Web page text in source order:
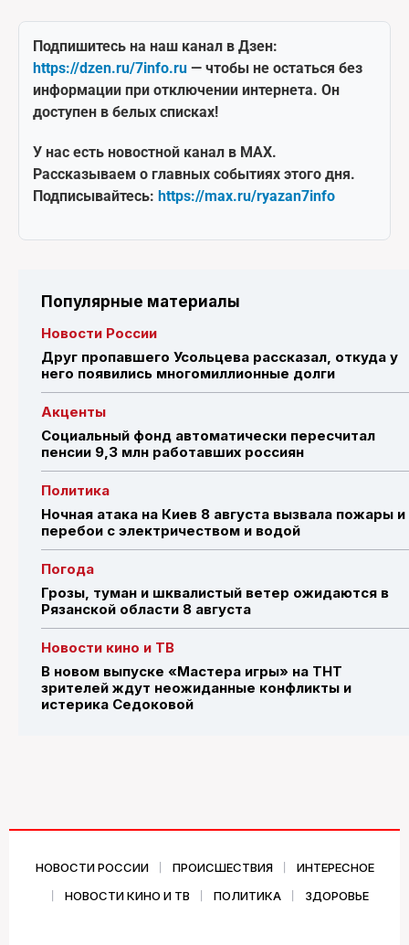
Подпишитесь на наш канал в Дзен:
https://dzen.ru/7info.ru — чтобы не остаться без
информации при отключении интернета. Он
доступен в белых списках!
У нас есть новостной канал в MAX.
Рассказываем о главных событиях этого дня.
Подписывайтесь: https://max.ru/ryazan7info
Популярные материалы
Новости России
Друг пропавшего Усольцева рассказал, откуда у
него появились многомиллионные долги
Акценты
Социальный фонд автоматически пересчитал
пенсии 9,3 млн работавших россиян
Политика
Ночная атака на Киев 8 августа вызвала пожары и
перебои с электричеством и водой
Погода
Грозы, туман и шквалистый ветер ожидаются в
Рязанской области 8 августа
Новости кино и ТВ
В новом выпуске «Мастера игры» на ТНТ
зрителей ждут неожиданные конфликты и
истерика Седоковой
НОВОСТИ РОССИИ ПРОИСШЕСТВИЯ
ИНТЕРЕСНОЕ
НОВОСТИ КИНО И ТВ
ПОЛИТИКА ЗДОРОВЬЕ